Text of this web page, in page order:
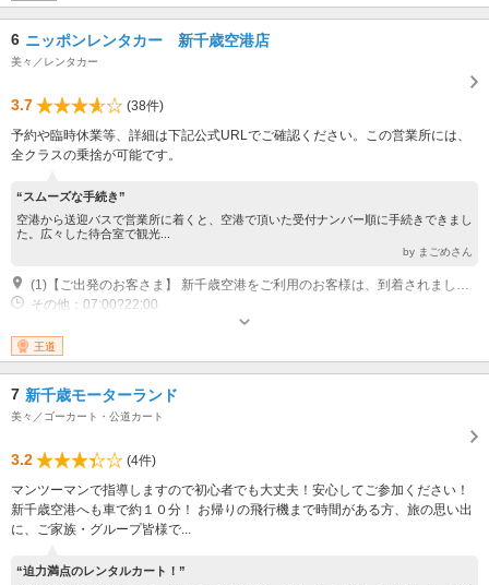
6 ニッポンレンタカー 新千歳空港店
美々／レンタカー
3.7
(38件)
予約や臨時休業等、詳細は下記公式URLでご確認ください。この営業所には、
全クラスの乗捨が可能です。
“スムーズな手続き”
空港から送迎バスで営業所に着くと、空港で頂いた受付ナンバー順に手続きできまし
た。広々した待合室で観光...
by まごめさん
その他：07:00?22:00
王道
7 新千歳モーターランド
美々／ゴーカート・公道カート
3.2
(4件)
マンツーマンで指導しますので初心者でも大丈夫！安心してご参加ください！
新千歳空港へも車で約１０分！ お帰りの飛行機まで時間がある方、旅の思い出
に、ご家族・グループ皆様で...
“迫力満点のレンタルカート！”